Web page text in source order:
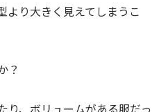
より大きく見えてしまうこ
？
り、ボリュームがある服だっ